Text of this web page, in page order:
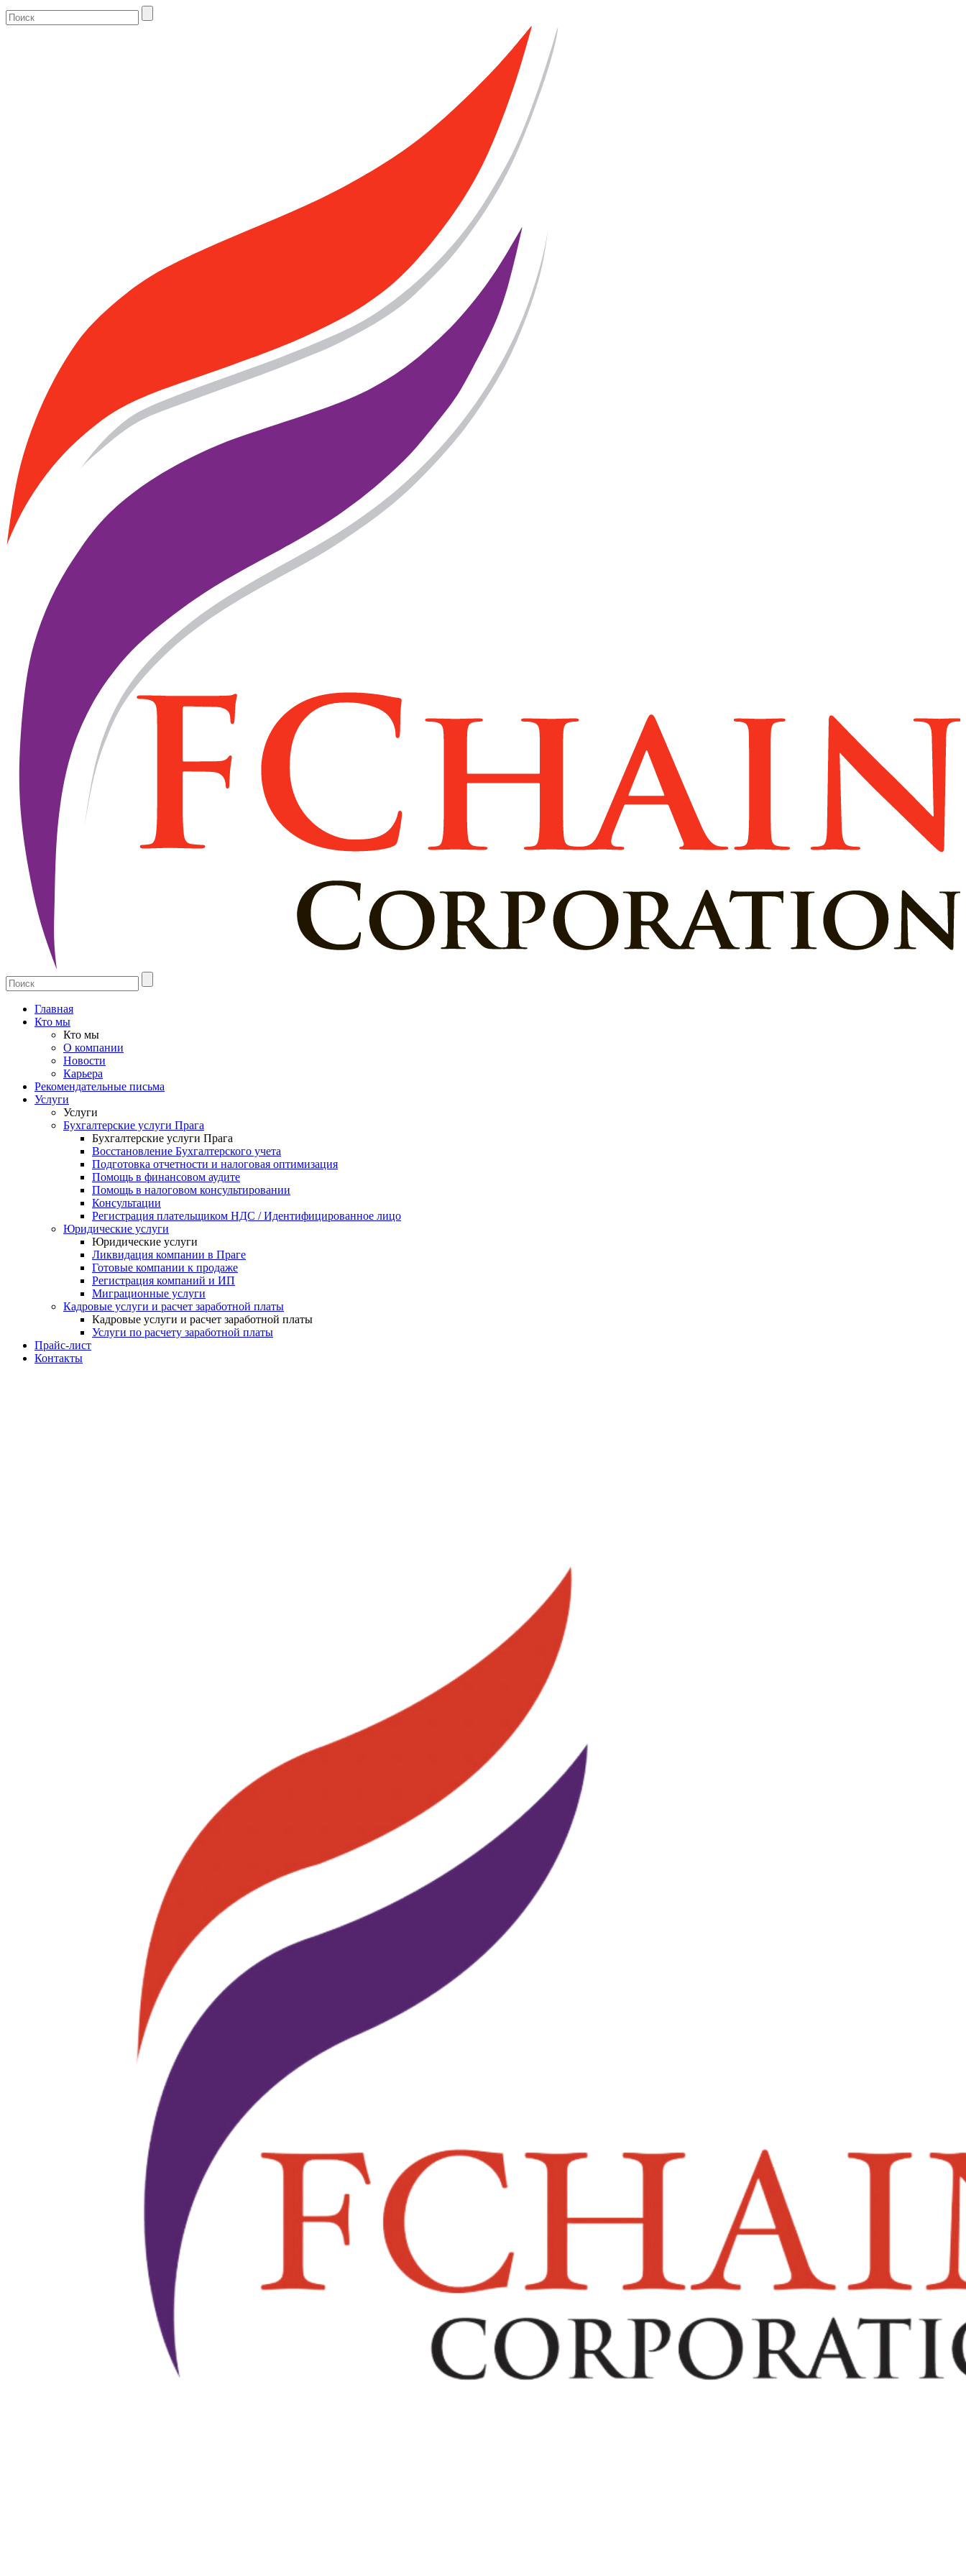
Главная
Кто мы
Кто мы
О компании
Новости
Карьера
Рекомендательные письма
Услуги
Услуги
Бухгалтерские услуги Прага
Бухгалтерские услуги Прага
Восстановление Бухгалтерского учета
Подготовка отчетности и налоговая оптимизация
Помощь в финансовом аудите
Помощь в налоговом консультировании
Консультации
Регистрация плательщиком НДС / Идентифицированное лицо
Юридические услуги
Юридические услуги
Ликвидация компании в Праге
Готовые компании к продаже
Регистрация компаний и ИП
Миграционные услуги
Кадровые услуги и расчет заработной платы
Кадровые услуги и расчет заработной платы
Услуги по расчету заработной платы
Прайс-лист
Контакты